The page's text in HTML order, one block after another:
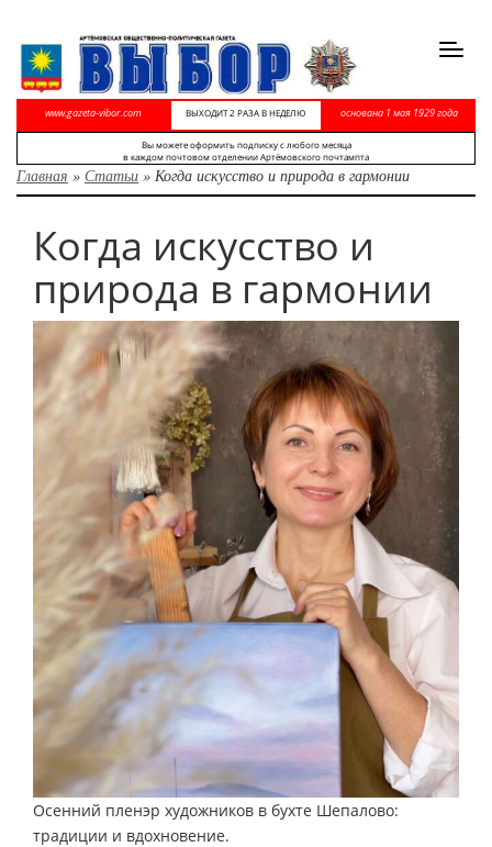
www.gazeta-vibor.com ВЫХОДИТ 2 РАЗА В НЕДЕЛЮ основана 1 мая 1929 года
Вы можете оформить подписку с любого месяца
в каждом почтовом отделении Артёмовского почтампта
Главная » Статьи » Когда искусство и природа в гармонии
Когда искусство и
природа в гармонии
Осенний пленэр художников в бухте Шепалово:
традиции и вдохновение.